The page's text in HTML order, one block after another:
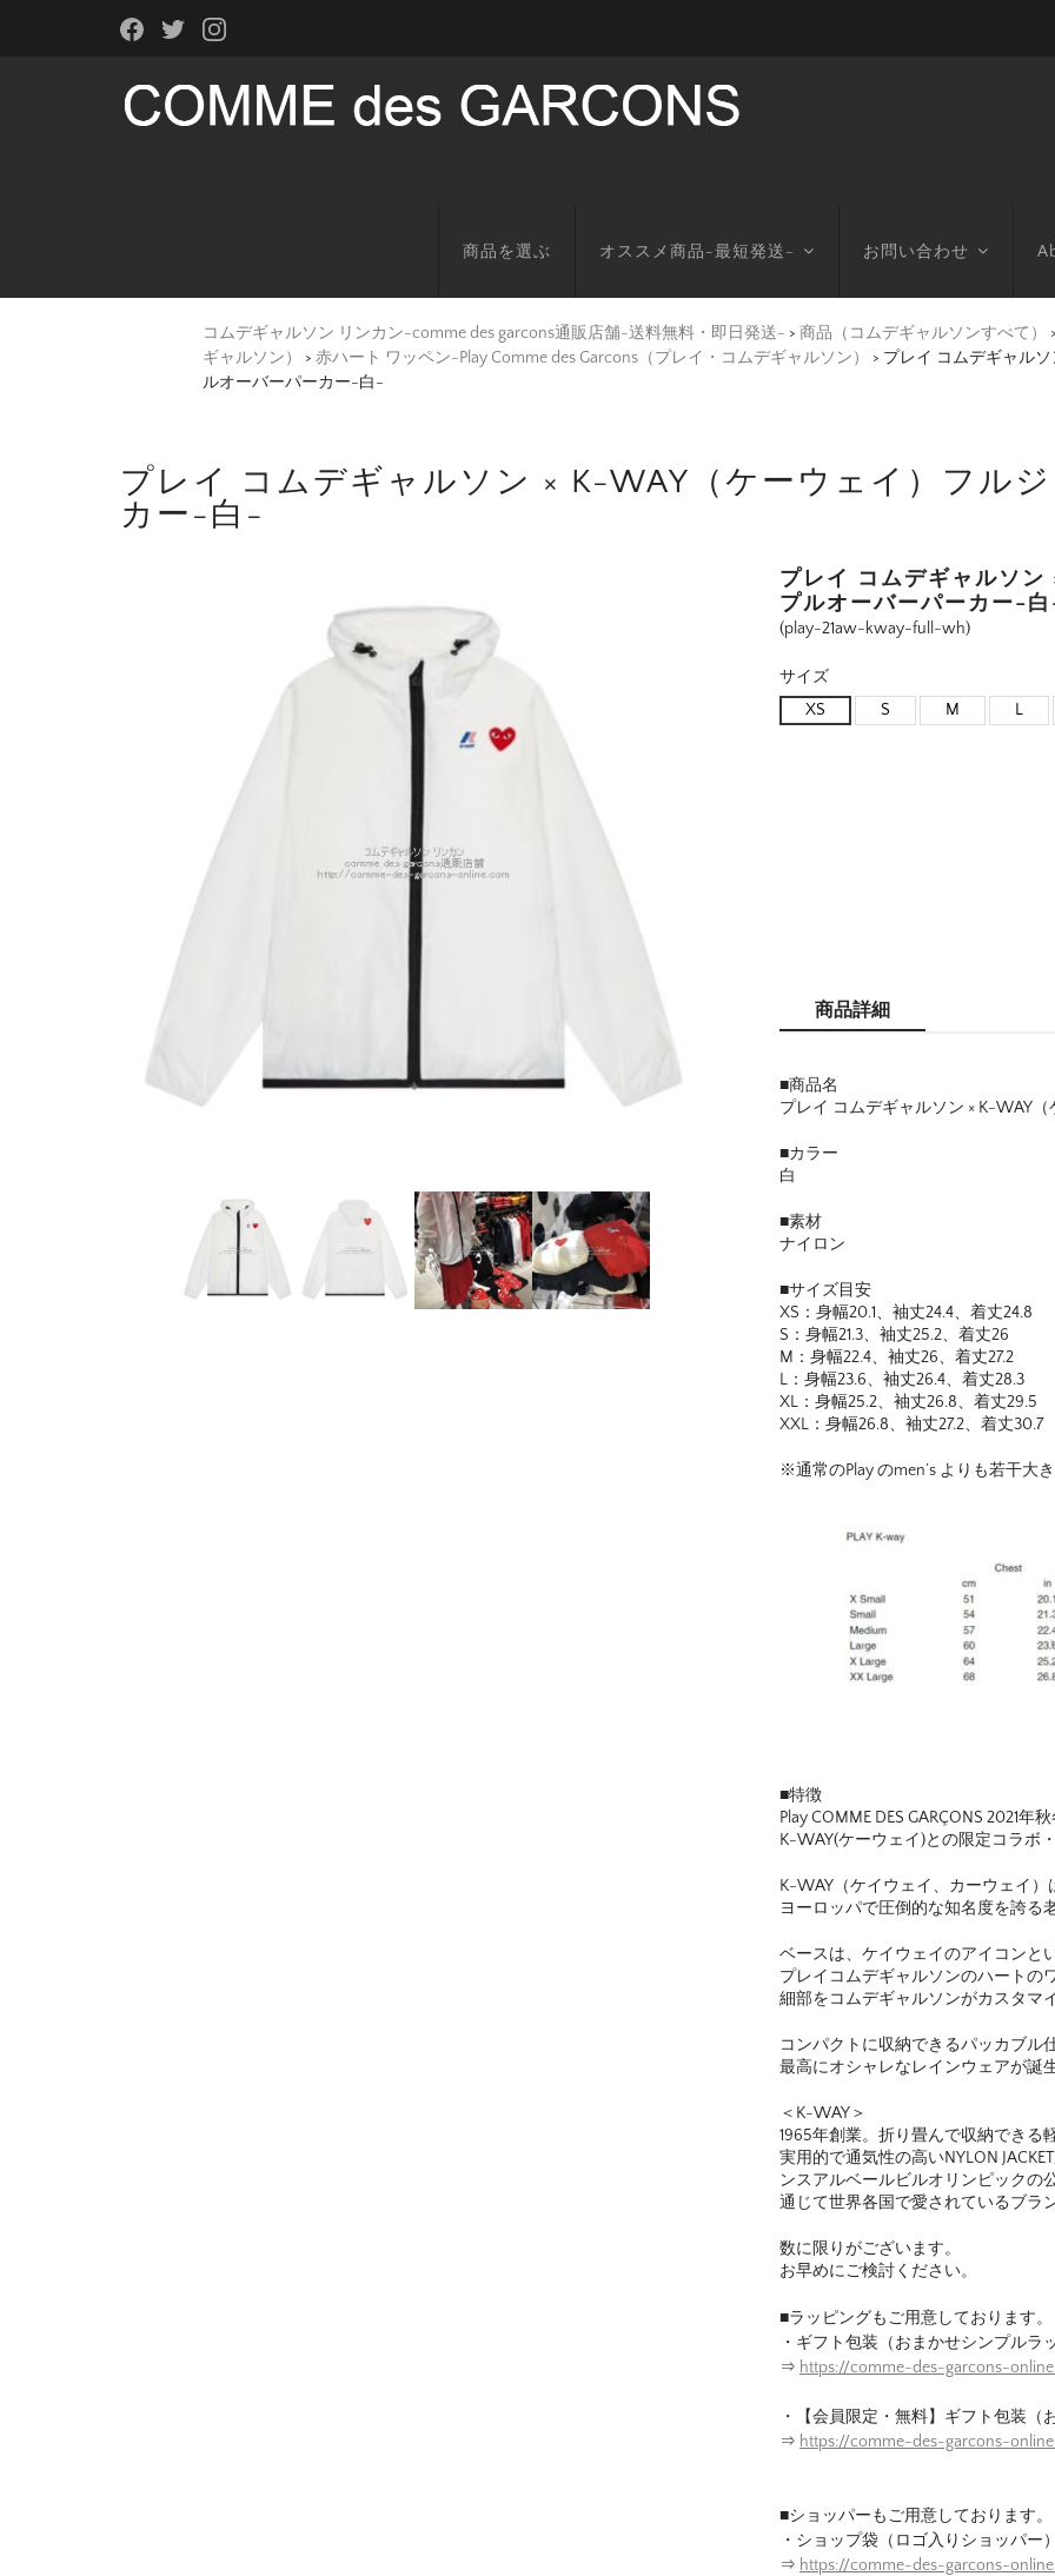
商品を選ぶ オススメ商品-最短発送- お問い合わせ
コムデギャルソン リンカン-comme des garcons通販店舗-送料無料・即日発送- > 商品（コムデギャルソンすべて） >
ギャルソン）
> 赤ハート ワッペン-Play Comme des Garcons（プレイ・コムデギャルソン） > プレイ コムデギャル
ルオーバーパーカー-白-
プレイ コムデギャルソン × K-WAY（ケーウェイ）フル
カー-白-
プレイ コムデギャルソン
プルオーバーパーカー-
(play-21aw-kway-full-wh)
サイズ
XS
S M L
商品詳細
■商品名
プレイ コムデギャルソン × K-WAY
■カラー
白
■素材
ナイロン
■サイズ目安
XS：身幅20.1、袖丈24.4、着丈24.8
S：身幅21.3、袖丈25.2、着丈26
M：身幅22.4、袖丈26、着丈27.2
L：身幅23.6、袖丈26.4、着丈28.3
XL：身幅25.2、袖丈26.8、着丈29.5
XXL：身幅26.8、袖丈27.2、着丈30.7
※通常のPlay のmen’s よりも若干大
■特徴
Play COMME DES GARÇONS 2021年
K-WAY(ケーウェイ)との限定コラボ
K-WAY（ケイウェイ、カーウェイ）
ヨーロッパで圧倒的な知名度を誇る
ベースは、ケイウェイのアイコンと
プレイコムデギャルソンのハートの
細部をコムデギャルソンがカスタマ
コンパクトに収納できるパッカブル
最高にオシャレなレインウェアが誕
＜K-WAY＞
1965年創業。折り畳んで収納できる
実用的で通気性の高いNYLON
ンスアルベールビルオリンピックの
通じて世界各国で愛されているブラン
数に限りがございます。
お早めにご検討ください。
■ラッピングもご用意しております。
・ギフト包装（おまかせシンプルラ
⇒ https://comme-des-garcons-
・【会員限定・無料】ギフト包装（
⇒ https://comme-des-garcons-
■ショッパーもご用意しております。
・ショップ袋（ロゴ入りショッパー）
⇒ https://comme-des-garcons-